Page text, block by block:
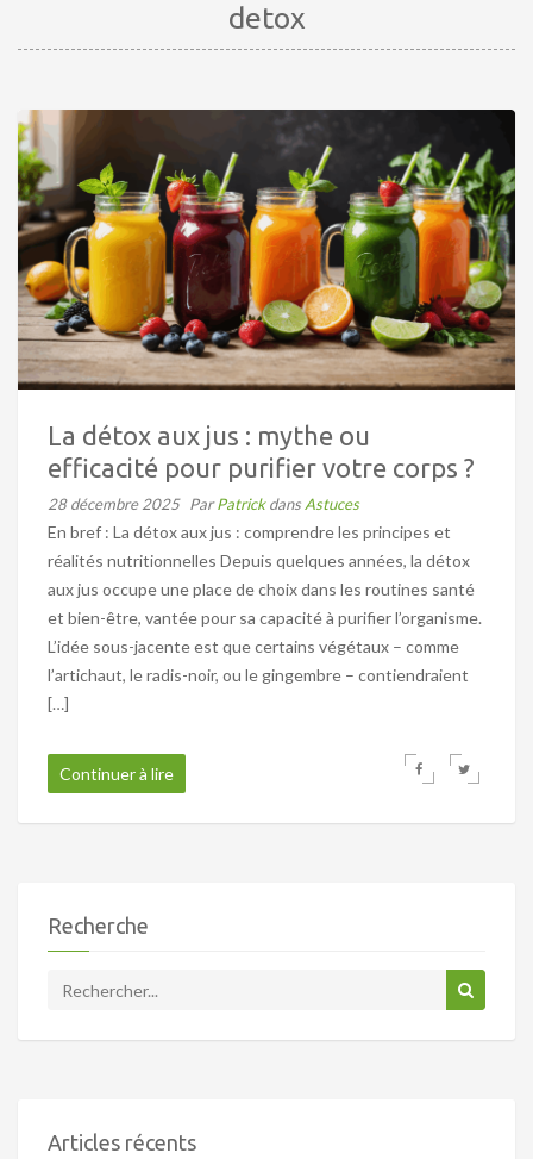
detox
La détox aux jus : mythe ou
efficacité pour purifier votre corps ?
28 décembre 2025 ParPatrickdans Astuces
En bref : La détox aux jus : comprendre les principes et
réalités nutritionnelles Depuis quelques années, la détox
aux jus occupe une place de choix dans les routines santé
et bien-être, vantée pour sa capacité à purifier l’organisme.
L’idée sous-jacente est que certains végétaux – comme
l’artichaut, le radis-noir, ou le gingembre – contiendraient
[…]
Continuer à lire
Recherche
Articles récents